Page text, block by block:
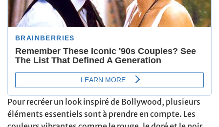
Pour recréer un look inspiré de Bollywood, plusieurs
éléments essentiels sont à prendre en compte. Les